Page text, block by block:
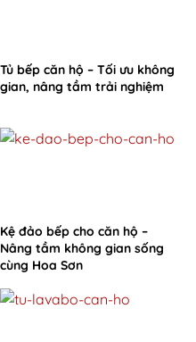
Tủ bếp căn hộ – Tối ưu không
gian, nâng tầm trải nghiệm
Kệ đảo bếp cho căn hộ –
Nâng tầm không gian sống
cùng Hoa Sơn